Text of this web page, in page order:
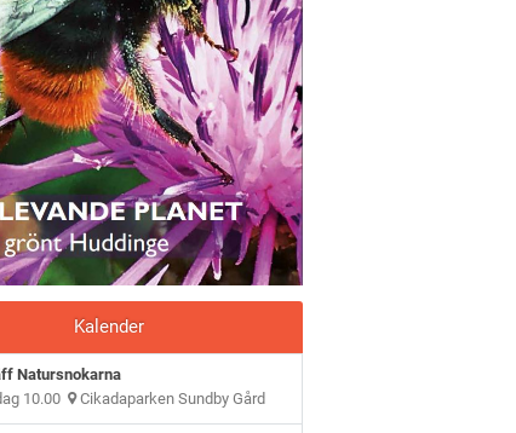
Kalender
Natursnokarna
10.00 Cikadaparken Sundby Gård